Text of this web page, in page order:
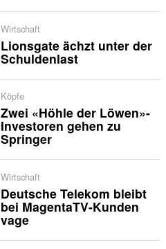
Wirtschaft
Lionsgate ächzt unter der
Schuldenlast
Köpfe
Zwei «Höhle der Löwen»-
Investoren gehen zu
Springer
Wirtschaft
Deutsche Telekom bleibt
bei MagentaTV-Kunden
vage